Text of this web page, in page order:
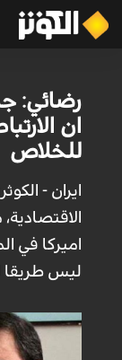
رضائي:
ان
للخلاص
ايران -
اميركا في
ليس طريقا